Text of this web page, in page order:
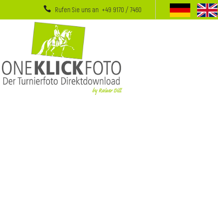
Rufen Sie uns an +49 9170 / 7460